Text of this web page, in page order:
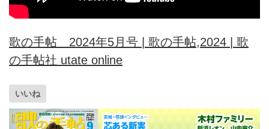
歌の手帖 2024年5月号 | 歌の手帖,2024 | 歌
の手帖社 utate online
いいね